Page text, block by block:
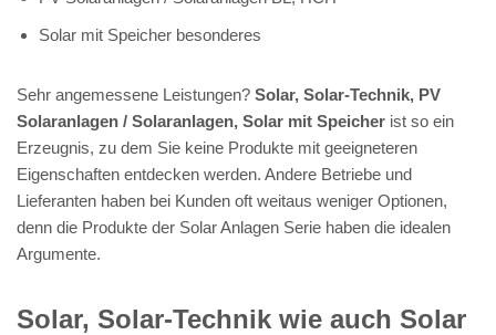
Solar mit Speicher besonderes
Sehr angemessene Leistungen? Solar, Solar-Technik, PV
Solaranlagen / Solaranlagen, Solar mit Speicher ist so ein
Erzeugnis, zu dem Sie keine Produkte mit geeigneteren
Eigenschaften entdecken werden. Andere Betriebe und
Lieferanten haben bei Kunden oft weitaus weniger Optionen,
denn die Produkte der Solar Anlagen Serie haben die idealen
Argumente.
Solar, Solar-Technik wie auch Solar